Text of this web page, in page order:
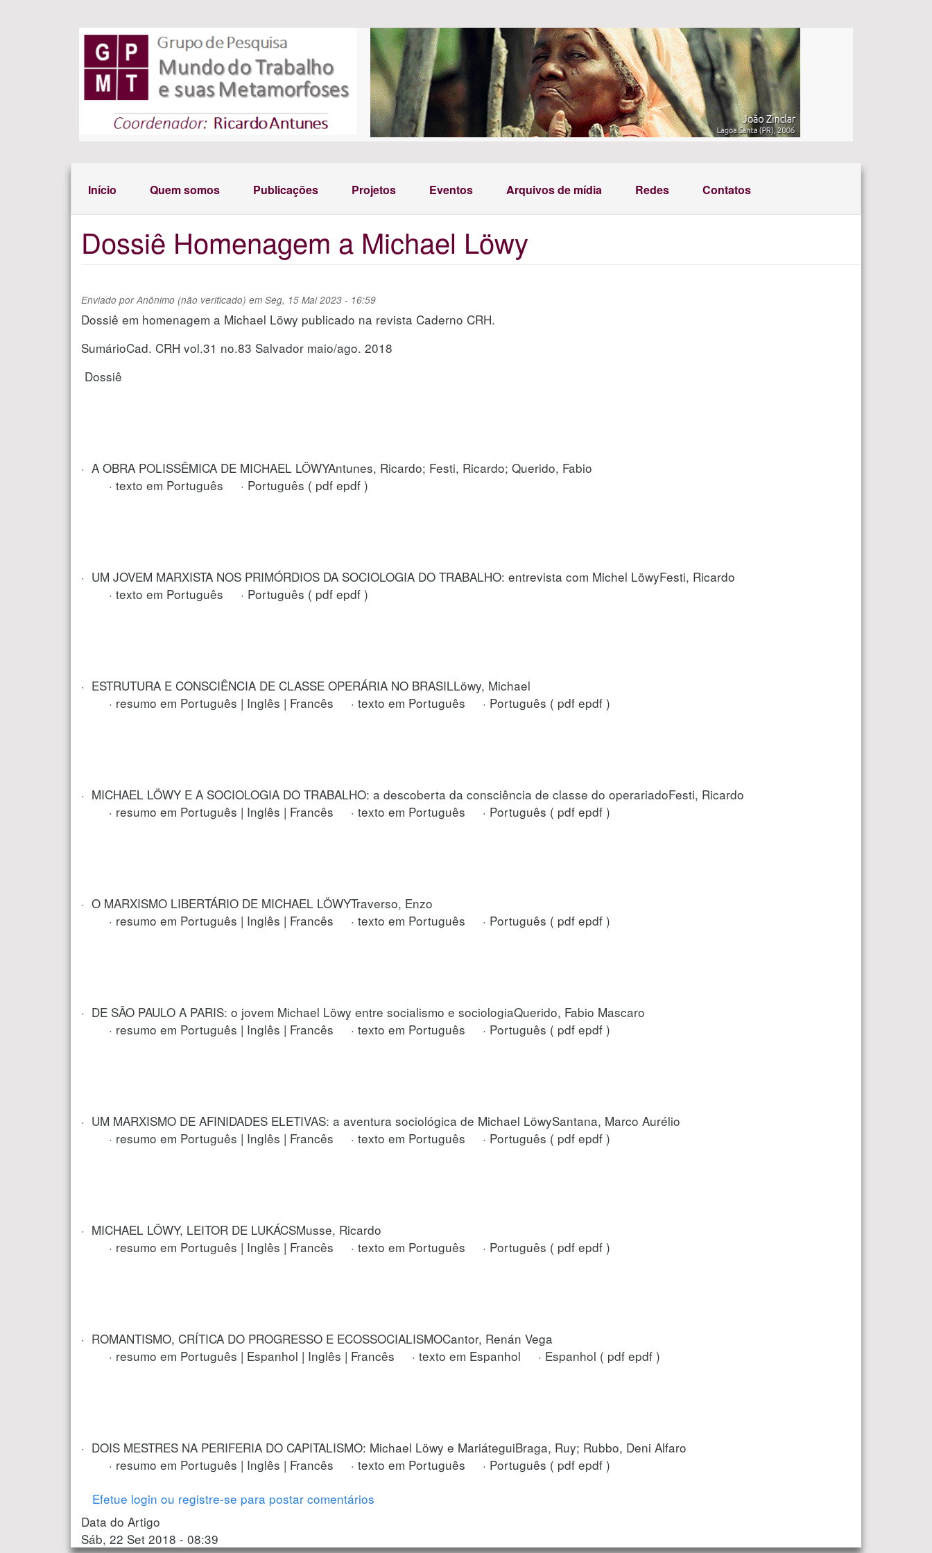
Pular para o conteúdo principal
Início Quem somos Publicações Projetos Eventos Arquivos de mídia Redes Contatos
Dossiê Homenagem a Michael Löwy
Enviado porAnônimo (não verificado) em Seg, 15 Mai 2023 - 16:59
Dossiê em homenagem a Michael Löwy publicado na revista Caderno CRH.
SumárioCad. CRH vol.31 no.83 Salvador maio/ago. 2018
Dossiê
· A OBRA POLISSÊMICA DE MICHAEL LÖWYAntunes, Ricardo; Festi, Ricardo; Querido, Fabio
· texto em Português · Português ( pdf epdf )
· UM JOVEM MARXISTA NOS PRIMÓRDIOS DA SOCIOLOGIA DO TRABALHO: entrevista com Michel LöwyFesti, Ricardo
· texto em Português · Português ( pdf epdf )
· ESTRUTURA E CONSCIÊNCIA DE CLASSE OPERÁRIA NO BRASILLöwy, Michael
· resumo em Português | Inglês | Francês · texto em Português · Português ( pdf epdf )
· MICHAEL LÖWY E A SOCIOLOGIA DO TRABALHO: a descoberta da consciência de classe do operariadoFesti, Ricardo
· resumo em Português | Inglês | Francês · texto em Português · Português ( pdf epdf )
· O MARXISMO LIBERTÁRIO DE MICHAEL LÖWYTraverso, Enzo
· resumo em Português | Inglês | Francês · texto em Português · Português ( pdf epdf )
· DE SÃO PAULO A PARIS: o jovem Michael Löwy entre socialismo e sociologiaQuerido, Fabio Mascaro
· resumo em Português | Inglês | Francês · texto em Português · Português ( pdf epdf )
· UM MARXISMO DE AFINIDADES ELETIVAS: a aventura sociológica de Michael LöwySantana, Marco Aurélio
· resumo em Português | Inglês | Francês · texto em Português · Português ( pdf epdf )
· MICHAEL LÖWY, LEITOR DE LUKÁCSMusse, Ricardo
· resumo em Português | Inglês | Francês · texto em Português · Português ( pdf epdf )
· ROMANTISMO, CRÍTICA DO PROGRESSO E ECOSSOCIALISMOCantor, Renán Vega
· resumo em Português | Espanhol | Inglês | Francês · texto em Espanhol · Espanhol ( pdf epdf )
· DOIS MESTRES NA PERIFERIA DO CAPITALISMO: Michael Löwy e MariáteguiBraga, Ruy; Rubbo, Deni Alfaro
· resumo em Português | Inglês | Francês · texto em Português · Português ( pdf epdf )
Efetue login ou registre-se para postar comentários
Data do Artigo
Sáb, 22 Set 2018 - 08:39